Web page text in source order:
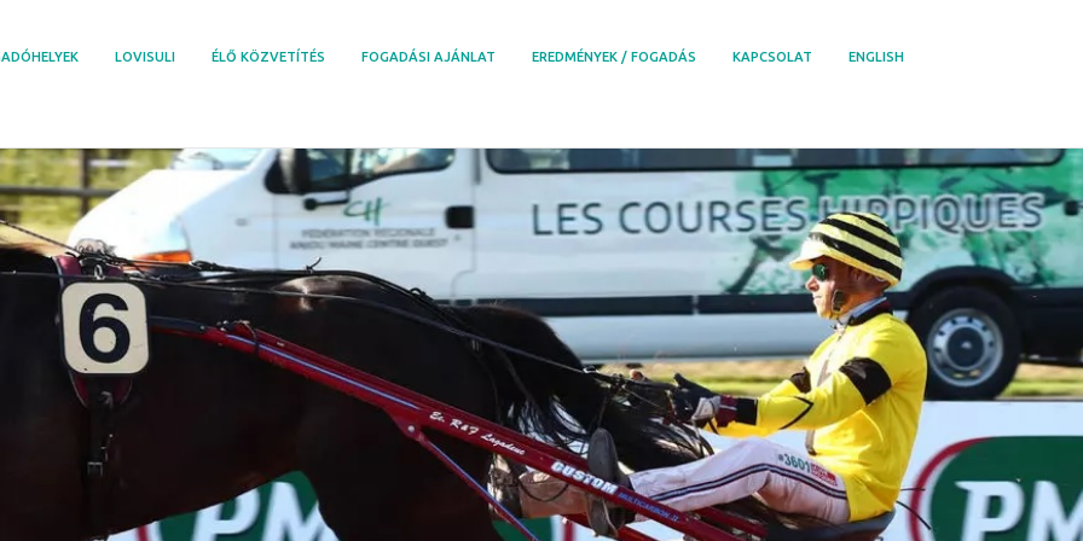
LOVISULI ÉLŐ KÖZVETÍTÉS FOGADÁSI AJÁNLAT EREDMÉNYEK / FOGADÁS KAPCSOLAT ENGLISH